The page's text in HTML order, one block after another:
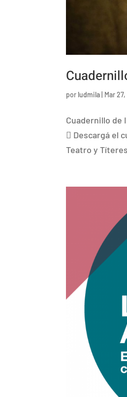
por ludmila Mar
Cuadernillo de
 Descargá el
Teatro y